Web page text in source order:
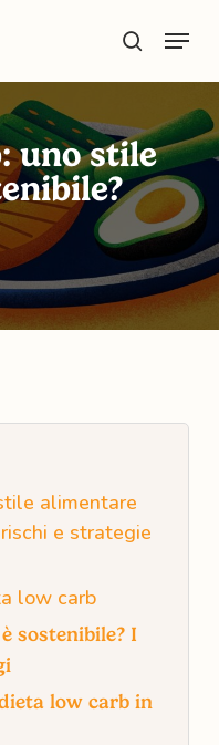
search
Menu
uno stile
alimentare
e strategie
low carb
sostenibile? I
low carb in